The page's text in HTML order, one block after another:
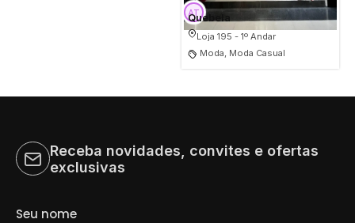
Quebela
Loja 195 - 1º Andar
Moda, Moda Casual
Receba novidades, convites e ofertas
exclusivas
Seu nome